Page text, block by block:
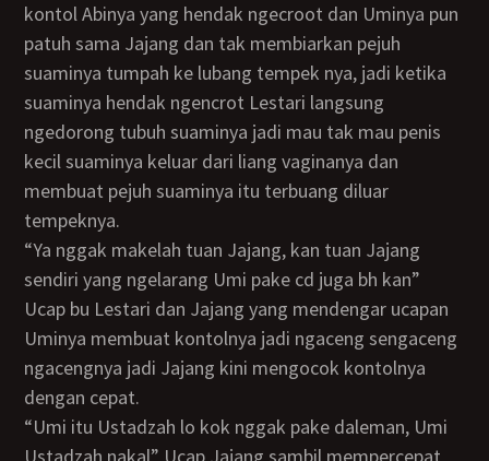
kontol Abinya yang hendak ngecroot dan Uminya pun
patuh sama Jajang dan tak membiarkan pejuh
suaminya tumpah ke lubang tempek nya, jadi ketika
suaminya hendak ngencrot Lestari langsung
ngedorong tubuh suaminya jadi mau tak mau penis
kecil suaminya keluar dari liang vaginanya dan
membuat pejuh suaminya itu terbuang diluar
tempeknya.
“Ya nggak makelah tuan Jajang, kan tuan Jajang
sendiri yang ngelarang Umi pake cd juga bh kan”
Ucap bu Lestari dan Jajang yang mendengar ucapan
Uminya membuat kontolnya jadi ngaceng sengaceng
ngacengnya jadi Jajang kini mengocok kontolnya
dengan cepat.
“Umi itu Ustadzah lo kok nggak pake daleman, Umi